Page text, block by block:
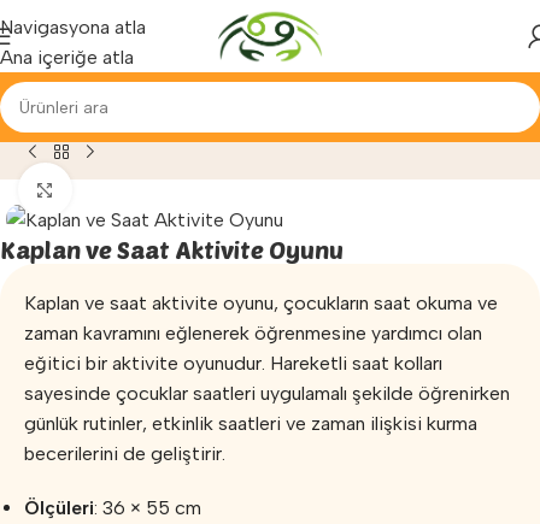
Navigasyona atla
Ana içeriğe atla
Yenilenen arayüzümüz ile hizmetinizdeyiz...
» Aktivite Oyunları
Kaplan ve Saat Aktivite Oyunu
Kaplan ve saat aktivite oyunu, çocukların saat okuma ve
zaman kavramını eğlenerek öğrenmesine yardımcı olan
eğitici bir aktivite oyunudur. Hareketli saat kolları
sayesinde çocuklar saatleri uygulamalı şekilde öğrenirken
günlük rutinler, etkinlik saatleri ve zaman ilişkisi kurma
becerilerini de geliştirir.
Ölçüleri: 36 × 55 cm